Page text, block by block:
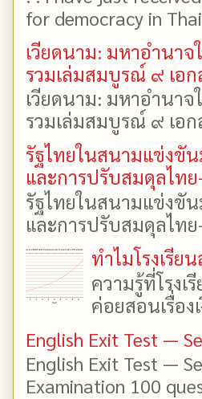
for democracy in
เวียดนาม: มหาอำนา
รวมเล่มสมบูรณ์ ๙ เอก
เวียดนาม: มหาอำนา
รวมเล่มสมบูรณ์ ๙ เอก
รัฐไทยในสนามแข่งขั
และการปรับสมดุลไท
รัฐไทยในสนามแข่งขั
และการปรับสมดุลไท
ทำไมโรงเรีย
ความรู้ที่โรงเ
ค่อยสอนเรื่อง
English Exit Test —
English Exit Test —
Examination 100